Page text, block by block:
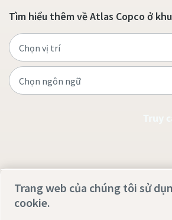
Tìm hiểu thêm về Atlas Copco ở
Trang web của chúng tôi sử
cookie.